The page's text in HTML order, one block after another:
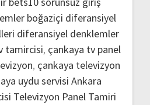
boğaziçi diferansiyel
diferansiyel denklemler
tamircisi, çankaya tv panel
, çankaya televizyon
uydu servisi Ankara
Televizyon Panel Tamiri